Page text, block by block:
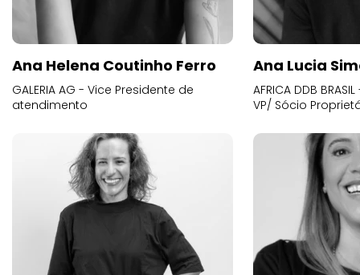
Ana Helena Coutinho Ferro
GALERIA AG - Vice Presidente de
atendimento
Ana Lucia
AFRICA DDB
VP/ Sócio